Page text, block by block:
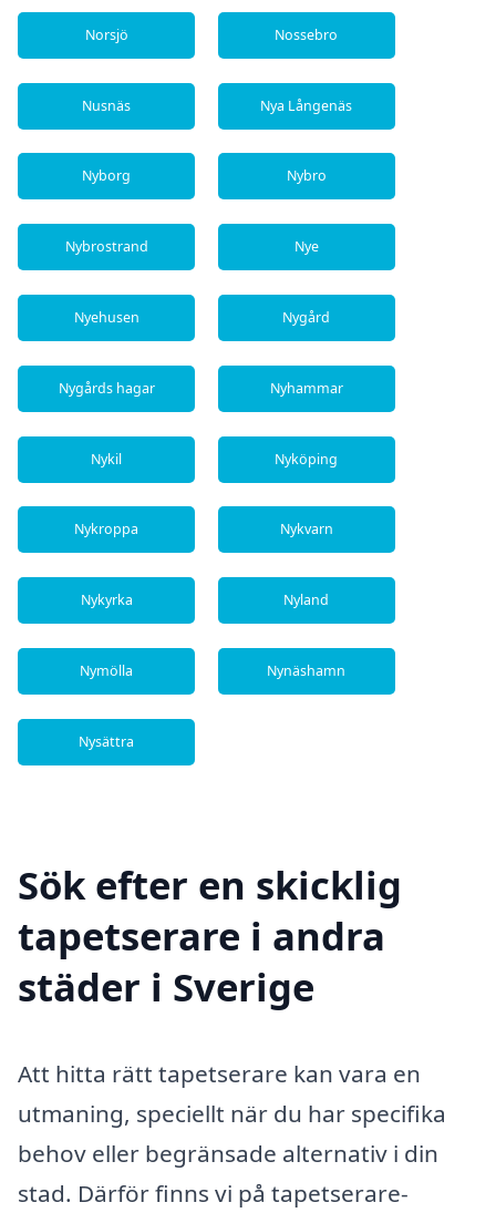
Norsjö Nossebro
Nusnäs Nya Långenäs
Nyborg Nybro
Nybrostrand Nye
Nyehusen Nygård
Nygårds hagar Nyhammar
Nykil Nyköping
Nykroppa Nykvarn
Nykyrka Nyland
Nymölla Nynäshamn
Nysättra
Sök efter en skicklig
tapetserare i andra
städer i Sverige
Att hitta rätt tapetserare kan vara en
utmaning, speciellt när du har specifika
behov eller begränsade alternativ i din
stad. Därför finns vi på tapetserare-